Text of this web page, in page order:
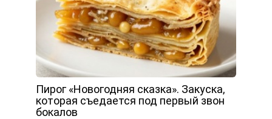
Пирог «Новогодняя сказка». Закуска,
которая съедается под первый звон
бокалов